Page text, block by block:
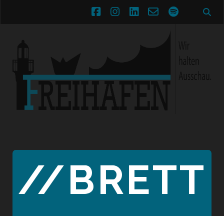
facebookinstagram
linkedin
email-spotify
//BRETT